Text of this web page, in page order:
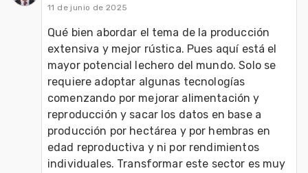
11 de junio de 2025
Qué bien abordar el tema de la producción
extensiva y mejor rústica. Pues aquí está el
mayor potencial lechero del mundo. Solo se
requiere adoptar algunas tecnologías
comenzando por mejorar alimentación y
reproducción y sacar los datos en base a
producción por hectárea y por hembras en
edad reproductiva y ni por rendimientos
individuales. Transformar este sector es muy